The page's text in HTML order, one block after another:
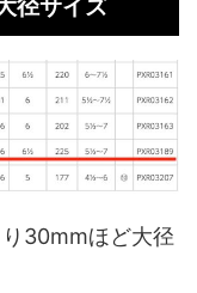
径サイズ
30mmほど大径